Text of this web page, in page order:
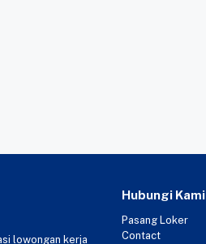
lowongan kerja
Hubungi Kami
Pasang Loker
Contact